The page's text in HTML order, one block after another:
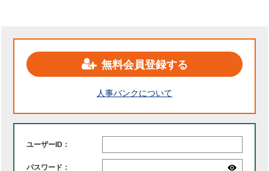
無料会員登録する
人事バンクについて
ユーザーID：
パスワード：